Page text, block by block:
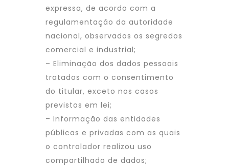
expressa, de acordo com a
regulamentação da autoridade
nacional, observados os segredos
comercial e industrial;
– Eliminação dos dados pessoais
tratados com o consentimento
do titular, exceto nos casos
previstos em lei;
– Informação das entidades
públicas e privadas com as quais
o controlador realizou uso
compartilhado de dados;